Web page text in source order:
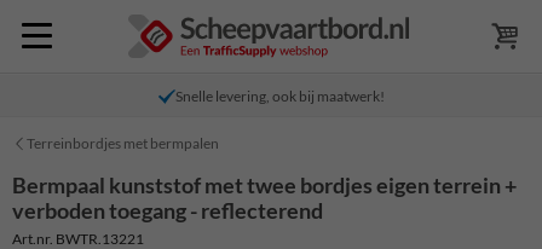
Snelle levering, ook bij maatwerk!
Terreinbordjes met bermpalen
Bermpaal kunststof met twee bordjes eigen terrein +
verboden toegang - reflecterend
Art.nr. BWTR.13221